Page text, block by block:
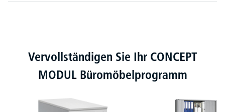
Produktgalerie überspringen
Vervollständigen Sie Ihr CONCEPT
MODUL Büromöbelprogramm